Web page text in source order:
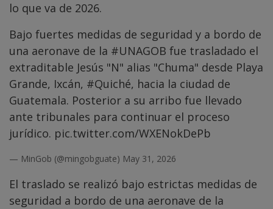
lo que va de 2026.
Bajo fuertes medidas de seguridad y a bordo de
una aeronave de la #UNAGOB fue trasladado el
extraditable Jesús "N" alias "Chuma" desde Playa
Grande, Ixcán, #Quiché, hacia la ciudad de
Guatemala. Posterior a su arribo fue llevado
ante tribunales para continuar el proceso
jurídico. pic.twitter.com/WXENokDePb
— MinGob (@mingobguate) May 31, 2026
El traslado se realizó bajo estrictas medidas de
seguridad a bordo de una aeronave de la